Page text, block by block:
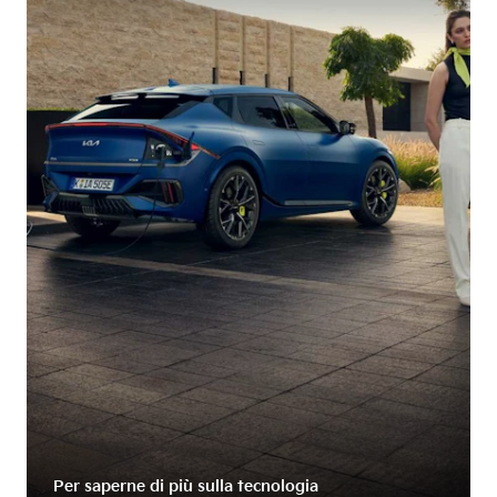
Per saperne di più sulla tecnologia